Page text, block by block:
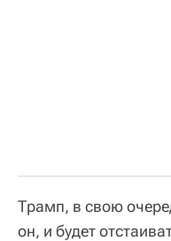
Трамп, в свою
он, и будет